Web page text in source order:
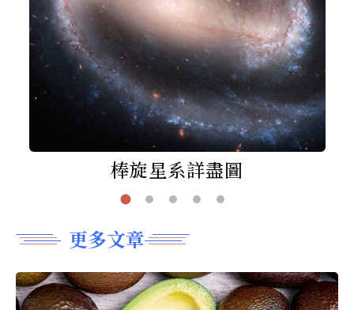
棒旋星系詳盡圖
更多文章